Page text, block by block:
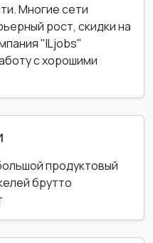
Многие сети
рост, скидки на
"ILjobs"
с хорошими
продуктовый
брутто